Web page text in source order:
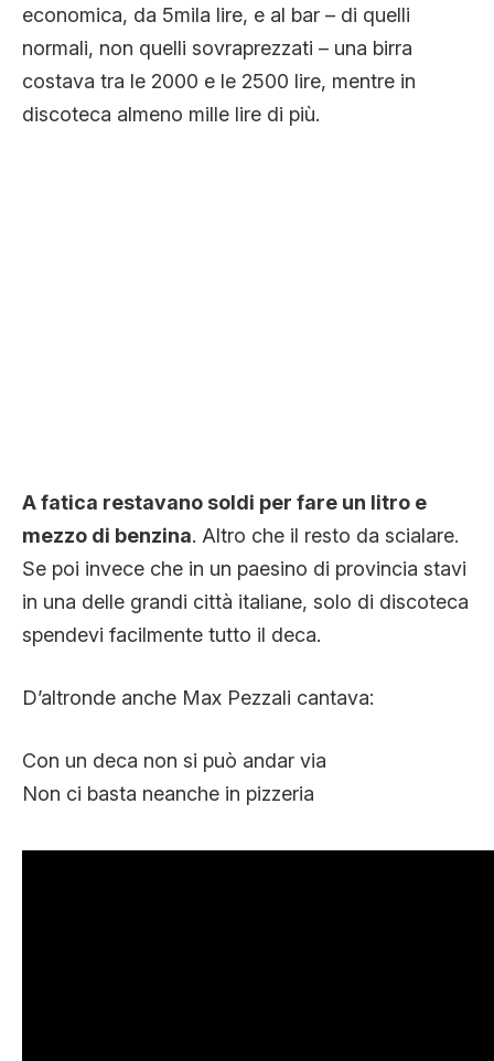
economica, da 5mila lire, e al bar – di quelli
normali, non quelli sovraprezzati – una birra
costava tra le 2000 e le 2500 lire, mentre in
discoteca almeno mille lire di più.
A fatica restavano soldi per fare un litro e
mezzo di benzina. Altro che il resto da scialare.
Se poi invece che in un paesino di provincia stavi
in una delle grandi città italiane, solo di discoteca
spendevi facilmente tutto il deca.
D’altronde anche Max Pezzali cantava:
Con un deca non si può andar via
Non ci basta neanche in pizzeria